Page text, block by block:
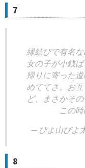
7
縁結びで有名
女の子が小銭
帰りに寄った
めててさ。お
ど、まさかそ
この
— ぴよ山ぴよ
8